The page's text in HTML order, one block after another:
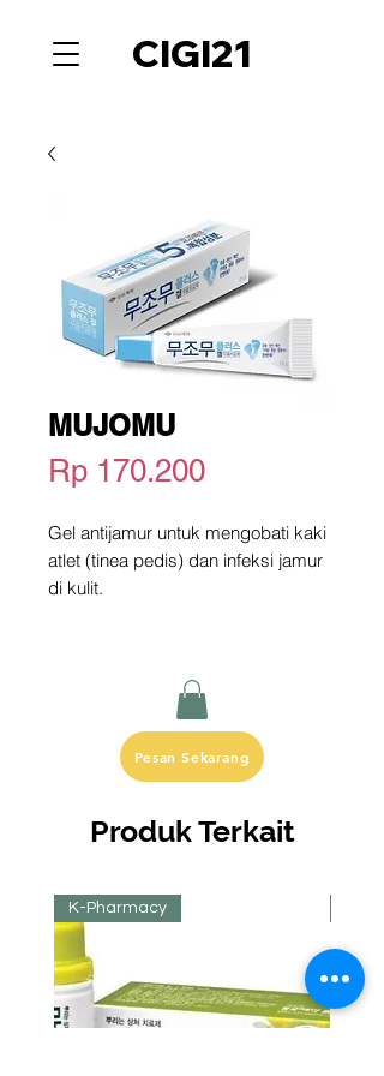
CIGI21
MUJOMU
Rp 170.200Harga
Gel antijamur untuk mengobati kaki
atlet (tinea pedis) dan infeksi jamur
di kulit.
Pesan Sekarang
Produk Terkait
K-Pharmacy